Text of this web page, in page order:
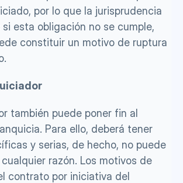
por lo que la jurisprudencia
esta obligación no se cumple,
constituir un motivo de ruptura
también puede poner fin al
Para ello, deberá tener
y serias, de hecho, no puede
razón. Los motivos de
contrato por iniciativa del